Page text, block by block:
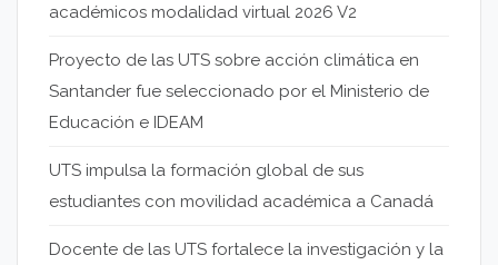
académicos modalidad virtual 2026 V2
Proyecto de las UTS sobre acción climática en
Santander fue seleccionado por el Ministerio de
Educación e IDEAM
UTS impulsa la formación global de sus
estudiantes con movilidad académica a Canadá
Docente de las UTS fortalece la investigación y la